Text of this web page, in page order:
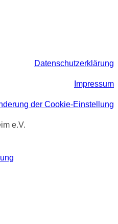
Datenschutzerklärung
Impressum
der Cookie-Einstellung
e.V.